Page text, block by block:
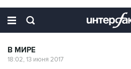
В МИРЕ
18:02, 13 июня 2017